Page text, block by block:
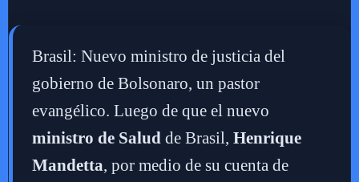
Brasil: Nuevo ministro de justicia del
gobierno de Bolsonaro, un pastor
evangélico. Luego de que el nuevo
ministro de Salud de Brasil, Henrique
Mandetta, por medio de su cuenta de